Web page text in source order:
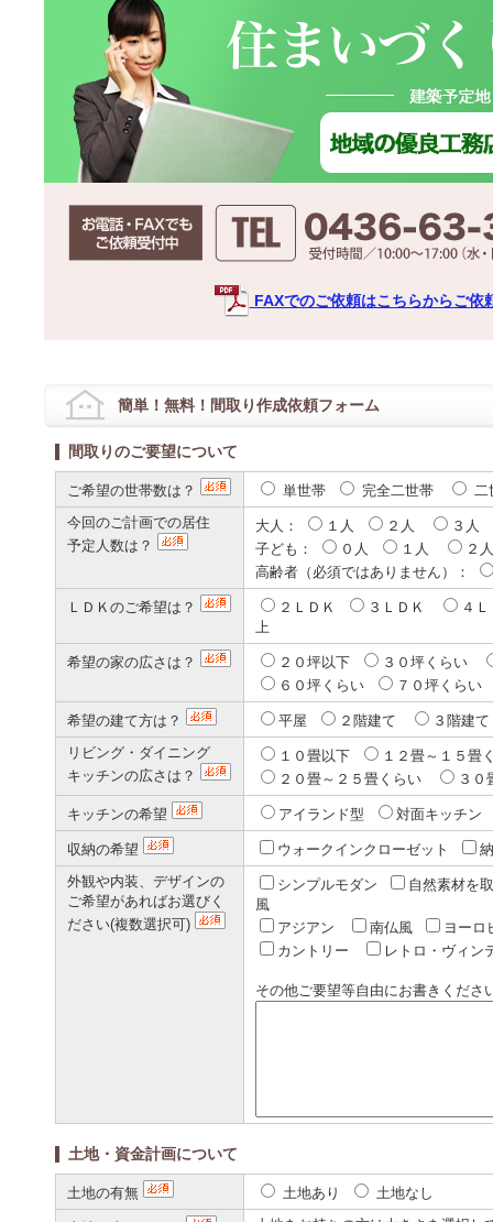
FAXでのご依頼はこちらからご依
簡単！無料！間取り作成依頼フォーム
間取りのご要望について
ご希望の世帯数は？ 単世帯 完全二世帯
二
今回のご計画での居住
予定人数は？
大人： １人 ２人
３人
子ども：
０人 １人
２
高齢者（必須ではありません）：
ＬＤＫのご希望は？ ２ＬＤＫ ３ＬＤＫ
４
上
希望の家の広さは？ ２０坪以下
３０坪くらい
６０坪くらい
７０坪くら
希望の建て方は？ 平屋 ２階建て
３階建
リビング・ダイニング
キッチンの広さは？
１０畳以下
１２畳～１５
２０畳～２５畳くらい
３
キッチンの希望 アイランド型 対面キッチ
収納の希望 ウォークインクローゼット
外観や内装、デザインの
ご希望があればお選びく
ださい(複数選択可)
シンプルモダン
自然素材を
風
アジアン
南仏風
ヨー
カントリー
レトロ・ヴィ
その他ご要望等自由にお書きくださ
土地・資金計画について
土地の有無 土地あり 土地なし